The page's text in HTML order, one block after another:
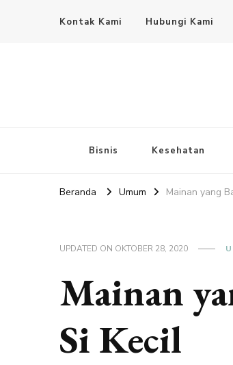
Kontak Kami Hubungi Kami
Bisnis Kesehatan
Beranda Umum Mainan yang
UPDATED ON OKTOBER 28, 2020
Mainan
Si Kecil